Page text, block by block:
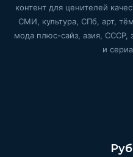
контент для ценителей
СМИ, культура, СПб, арт,
мода плюс-сайз, азия, СССР,
и